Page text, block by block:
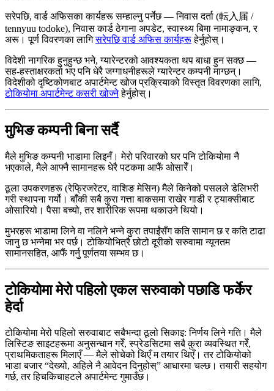
सरेपछि, वार्ड अफिसका कार्यहरू सम्हाल्नु पर्नेछ — निवास दर्ता (転入届 /
tennyuu todoke), निवास कार्ड ठेगाना अपडेट, स्वास्थ्य बिमा नामाङ्कन, र
अरू। पूर्ण विवरणका लागिसरेपछि वार्ड अफिस कार्यहरूहेर्नुहोस्।
विदेशी नागरिक हुनुहुन्छ भने, ग्यारेन्टरको आवश्यकता थप बाधा हुन सक्छ —
सह-हस्ताक्षरकर्ता भए पनि धेरै जग्गाधनीहरूले ग्यारेन्टर कम्पनी माग्छन्।
विदेशीको दृष्टिकोणबाट अपार्टमेन्ट खोज प्रक्रियाको विस्तृत विवरणका लागि,
टोकियोमा अपार्टमेन्ट कसरी खोज्नेहेर्नुहोस्।
मुभिङ कम्पनी बिना सर्दै
मैले मुभिङ कम्पनी भाडामा लिइनँ। मेरो परिवारको घर पनि टोकियोमा नै
भएकाले, मैले आफ्नै सामानहरू धेरै पटकमा आफैं ओसारेँ।
ठूला उपकरणहरू (रेफ्रिजरेटर, वाशिङ मेसिन) मैले किनेको पसलले डेलिभरी
गरी स्थापना गर्यो। बाँकी सबै कुरा गत्ता बाकसमा राखेर गाडी र ट्याक्सीबाट
ओसारियो। पैसा बच्यो, तर शारीरिक रूपमा थकाउने थियो।
मुभरहरू भाडामा लिने वा नलिने भन्ने कुरा तपाईंसँग कति सामान छ र कति टाढा
जानु छ भन्नेमा भर पर्छ। टोकियोभित्रै छोटो दूरीको सरुवामा न्यूनतम
सामानसहित, आफैं गर्नु पूर्णतया सम्भव छ।
टोकियोमा मेरो पहिलो एकल सरुवाको पछाडि फर्केर
हेर्दा
टोकियोमा मेरो पहिलो सरुवाबाट सबैभन्दा ठूलो सिकाइ: निर्णय लिने गति। मैले
लिस्टिङ साइटहरूमा अनुसन्धान गरेँ, स्प्रेडसिटमा सबै कुरा व्यवस्थित गरेँ,
प्राथमिकताहरू मिलाएँ — मैले सोचेको थिएँ म तयार थिएँ। तर टोकियोको
भाडा बजार “देख्यो, अहिले नै आवेदन दिनुहोस्” आधारमा चल्छ। तयारी सहयोग
गर्छ, तर हिचकिचाहटले अपार्टमेन्ट गुमाउँछ।